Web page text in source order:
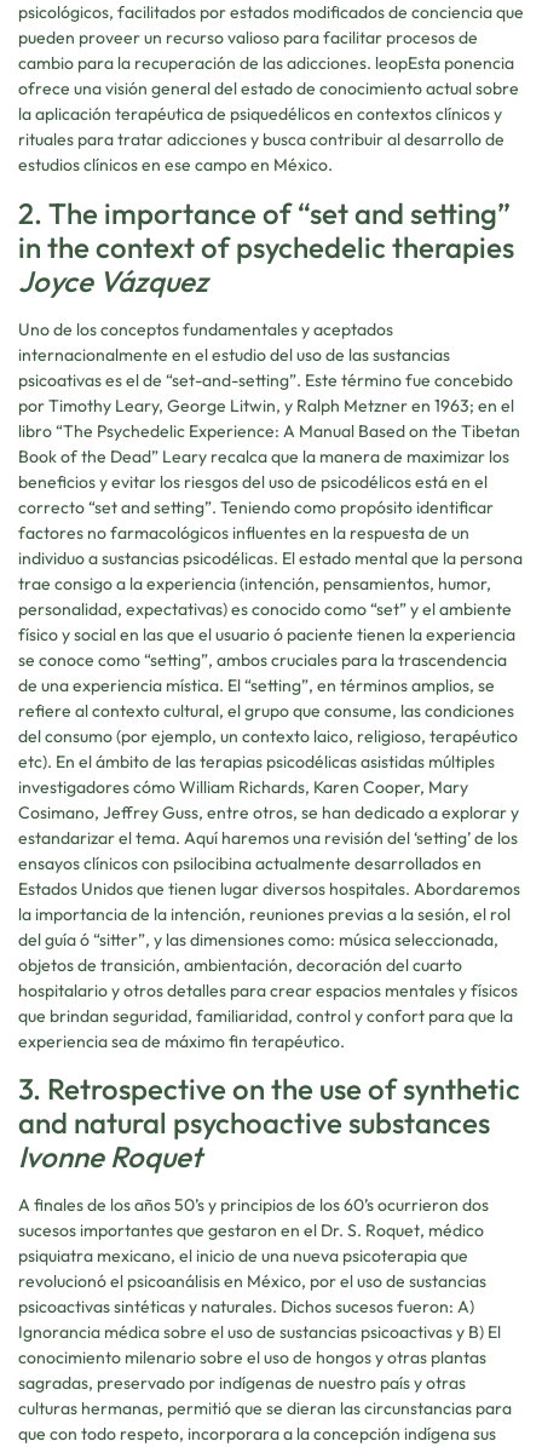
psicológicos, facilitados por estados modificados de conciencia que
pueden proveer un recurso valioso para facilitar procesos de
cambio para la recuperación de las adicciones. leopEsta ponencia
ofrece una visión general del estado de conocimiento actual sobre
la aplicación terapéutica de psiquedélicos en contextos clínicos y
rituales para tratar adicciones y busca contribuir al desarrollo de
estudios clínicos en ese campo en México.
2. The importance of “set and setting”
in the context of psychedelic therapies
Joyce Vázquez
Uno de los conceptos fundamentales y aceptados
internacionalmente en el estudio del uso de las sustancias
psicoativas es el de “set-and-setting”. Este término fue concebido
por Timothy Leary, George Litwin, y Ralph Metzner en 1963; en el
libro “The Psychedelic Experience: A Manual Based on the Tibetan
Book of the Dead” Leary recalca que la manera de maximizar los
beneficios y evitar los riesgos del uso de psicodélicos está en el
correcto “set and setting”. Teniendo como propósito identificar
factores no farmacológicos influentes en la respuesta de un
individuo a sustancias psicodélicas. El estado mental que la persona
trae consigo a la experiencia (intención, pensamientos, humor,
personalidad, expectativas) es conocido como “set” y el ambiente
físico y social en las que el usuario ó paciente tienen la experiencia
se conoce como “setting”, ambos cruciales para la trascendencia
de una experiencia mística. El “setting”, en términos amplios, se
refiere al contexto cultural, el grupo que consume, las condiciones
del consumo (por ejemplo, un contexto laico, religioso, terapéutico
etc). En el ámbito de las terapias psicodélicas asistidas múltiples
investigadores cómo William Richards, Karen Cooper, Mary
Cosimano, Jeffrey Guss, entre otros, se han dedicado a explorar y
estandarizar el tema. Aquí haremos una revisión del ‘setting’ de los
ensayos clínicos con psilocibina actualmente desarrollados en
Estados Unidos que tienen lugar diversos hospitales. Abordaremos
la importancia de la intención, reuniones previas a la sesión, el rol
del guía ó “sitter”, y las dimensiones como: música seleccionada,
objetos de transición, ambientación, decoración del cuarto
hospitalario y otros detalles para crear espacios mentales y físicos
que brindan seguridad, familiaridad, control y confort para que la
experiencia sea de máximo fin terapéutico.
3. Retrospective on the use of synthetic
and natural psychoactive substances
Ivonne Roquet
A finales de los años 50’s y principios de los 60’s ocurrieron dos
sucesos importantes que gestaron en el Dr. S. Roquet, médico
psiquiatra mexicano, el inicio de una nueva psicoterapia que
revolucionó el psicoanálisis en México, por el uso de sustancias
psicoactivas sintéticas y naturales. Dichos sucesos fueron: A)
Ignorancia médica sobre el uso de sustancias psicoactivas y B) El
conocimiento milenario sobre el uso de hongos y otras plantas
sagradas, preservado por indígenas de nuestro país y otras
culturas hermanas, permitió que se dieran las circunstancias para
que con todo respeto, incorporara a la concepción indígena sus